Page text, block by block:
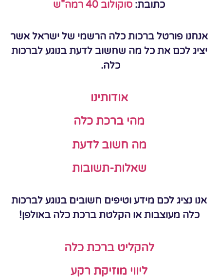
כתובת: סוקולוב 40 רמה"ש
אנחנו פורטל ברכות כלה הרשמי של ישראל אשר
יציג לכם את כל מה שחשוב לדעת בנוגע לברכות
כלה.
אודותינו
מהי ברכת כלה
מה חשוב לדעת
שאלות-תשובות
אנו נציג לכם מידע וטיפים חשובים בנוגע לברכות
כלה מעוצבות או הקלטת ברכת כלה באולפן!
להקליט ברכת כלה
ליווי מוזיקת רקע